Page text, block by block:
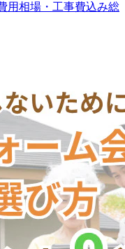
用相場・工事費込み総